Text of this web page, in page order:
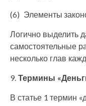
(6) Элементы
Логично выделить
самостоятельные
несколько глав
9. Термины
В статье 1 термин